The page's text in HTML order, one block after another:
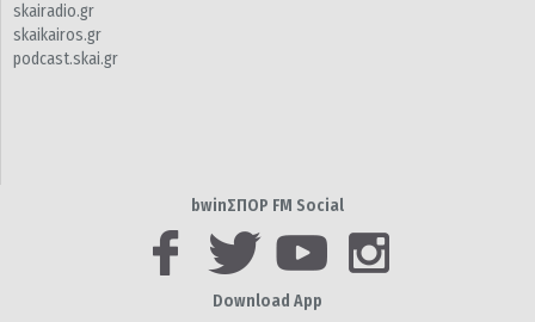
skairadio.gr
skaikairos.gr
podcast.skai.gr
bwinΣΠΟΡ FM Social
Download App